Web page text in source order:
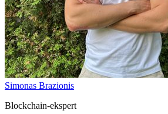
Simonas Brazionis
Blockchain-ekspert